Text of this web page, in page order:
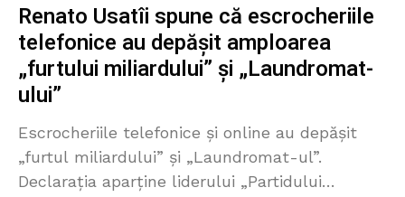
Renato Usatîi spune că escrocheriile
telefonice au depășit amploarea
„furtului miliardului” și „Laundromat-
ului”
Escrocheriile telefonice și online au depășit
„furtul miliardului” și „Laundromat-ul”.
Declarația aparține liderului „Partidului